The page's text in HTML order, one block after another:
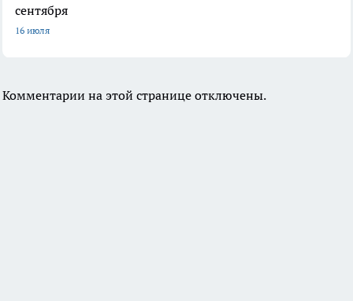
сентября
16 июля
Комментарии на этой странице отключены.